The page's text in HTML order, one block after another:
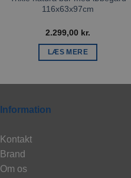
116x63x97cm
2.299,00 kr.
LÆS MERE
Information
Kontakt
Brand
Om os